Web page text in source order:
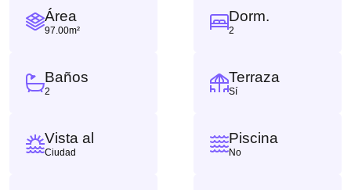
Área
97.00m²
Dorm.
2
Baños
2
Terraza
Sí
Vista al
Ciudad
Piscina
No